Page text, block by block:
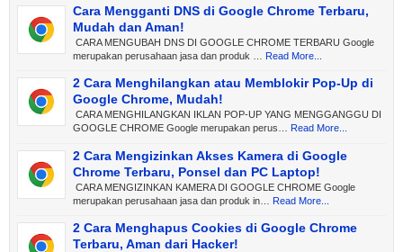
Cara Mengganti DNS di Google Chrome Terbaru,
Mudah dan Aman!
CARA MENGUBAH DNS DI GOOGLE CHROME TERBARU Google
merupakan perusahaan jasa dan produk …
Read More...
2 Cara Menghilangkan atau Memblokir Pop-Up di
Google Chrome, Mudah!
CARA MENGHILANGKAN IKLAN POP-UP YANG MENGGANGGU DI
GOOGLE CHROME Google merupakan perus…
Read More...
2 Cara Mengizinkan Akses Kamera di Google
Chrome Terbaru, Ponsel dan PC Laptop!
CARA MENGIZINKAN KAMERA DI GOOGLE CHROME Google
merupakan perusahaan jasa dan produk in…
Read More...
2 Cara Menghapus Cookies di Google Chrome
Terbaru, Aman dari Hacker!